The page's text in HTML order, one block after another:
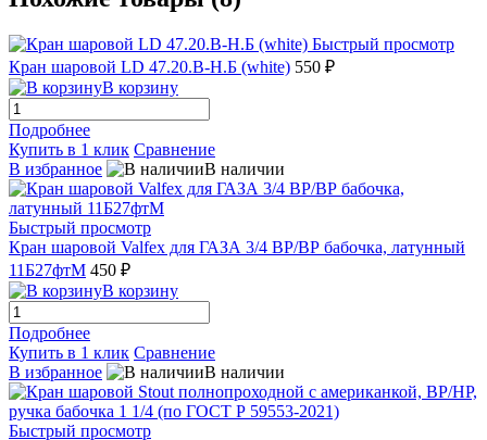
Быстрый просмотр
Кран шаровой LD 47.20.В-Н.Б (white) 550 ₽
В корзину
Подробнее
Купить в 1 клик Сравнение
В избранное
В наличии
Быстрый просмотр
Кран шаровой Valfex для ГАЗА 3/4 ВР/ВР бабочка, латунный
11Б27фтМ 450 ₽
В корзину
Подробнее
Купить в 1 клик Сравнение
В избранное
В наличии
Быстрый просмотр